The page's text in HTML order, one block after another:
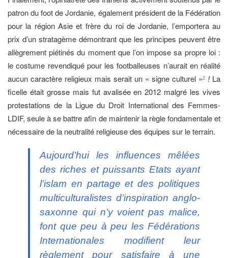
patron du foot de Jordanie, également président de la Fédération
pour la région Asie et frère du roi de Jordanie, l’emportera au
prix d’un stratagème démontrant que les principes peuvent être
allègrement piétinés du moment que l’on impose sa propre loi :
le costume revendiqué pour les footballeuses n’aurait en réalité
aucun caractère religieux mais serait un « signe culturel »2 ! La
ficelle était grosse mais fut avalisée en 2012 malgré les vives
protestations de la Ligue du Droit International des Femmes-
LDIF, seule à se battre afin de maintenir la règle fondamentale et
nécessaire de la neutralité religieuse des équipes sur le terrain.
Aujourd’hui les influences mêlées
des riches et puissants Etats ayant
l’islam en partage et des politiques
multiculturalistes d’inspiration anglo-
saxonne qui n’y voient pas malice,
font que peu à peu les Fédérations
Internationales modifient leur
règlement pour satisfaire à une